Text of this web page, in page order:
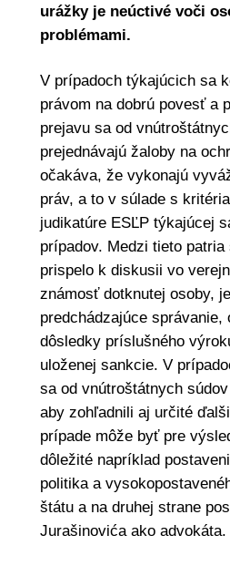
urážky je neúctivé voči
problémami.
V prípadoch týkajúcich sa
právom na dobrú povesť a
prejavu sa od
prejednávajú žaloby na
očakáva, že vykonajú
práv, a to v súlade s
judikatúre ESĽP týkajúcej
prípadov. Medzi tieto
prispelo k diskusii vo
známosť dotknutej osoby,
predchádzajúce správanie,
dôsledky príslušného
uloženej sankcie. V
sa od vnútroštátnych
aby zohľadnili aj určité
prípade môže byť pre
dôležité napríklad
politika a
štátu a na druhej strane
Jurašinovića ako advokáta.